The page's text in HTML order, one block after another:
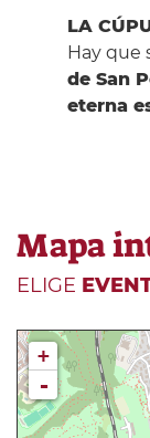
LA
Hay que
de San
eterna
Mapa
ELIGE
+
-